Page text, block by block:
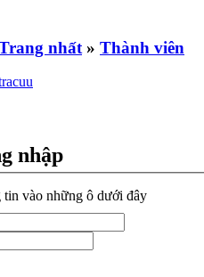
» Thành viên
nhập
vào những ô dưới đây